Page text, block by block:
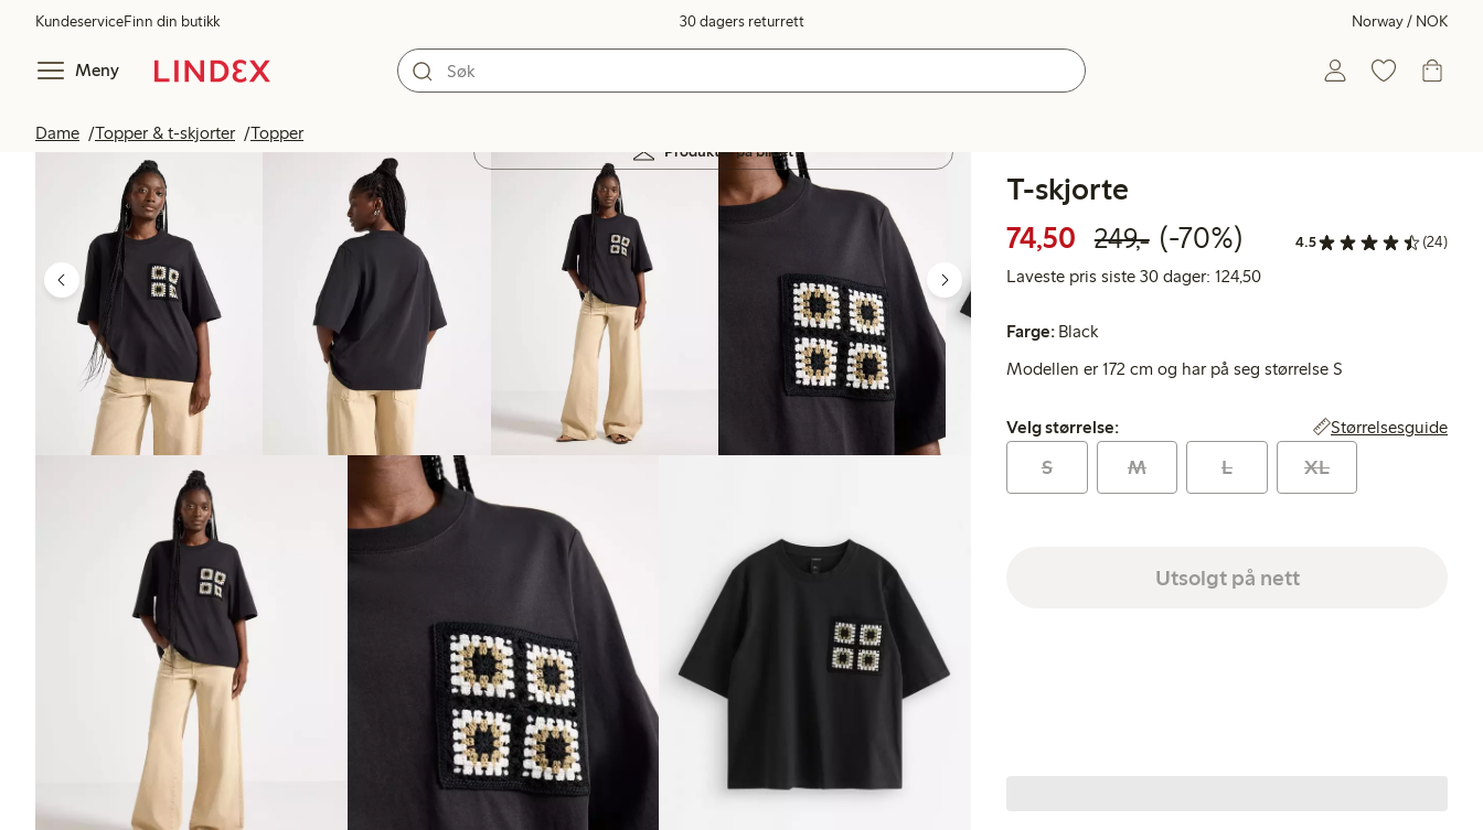
KundeserviceFinn din butikk 30 dagers returrett Norway / NOK
Meny
Dame Topper & t-skjorter Topper
Produkter på bildet
T-skjorte
74,50 Rabattert pris: 74,50 kr
249,-Vanlig pris: 249,00 kr
70% rabatt
(-70%) 4.5 (24)
Laveste pris siste 30 dager: 124,50Laveste pris siste 30 dager:
Farge: Black
Modellen er 172 cm og har på seg størrelse S
Velg størrelse:
Velg størrelse: Størrelsesguide
S M L XL
Utsolgt på nett